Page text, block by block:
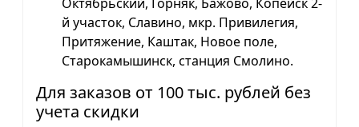
й участок, Славино, мкр. Привилегия,
Притяжение, Каштак, Новое поле,
Старокамышинск, станция Смолино.
Для заказов от 100 тыс. рублей без
учета скидки